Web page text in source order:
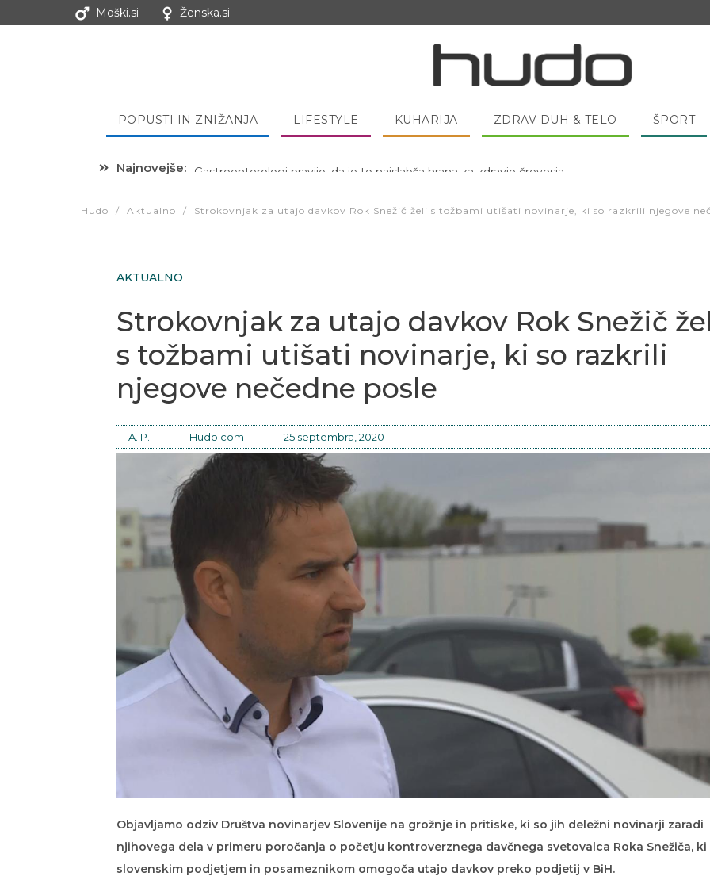
Moški.si Ženska.si
POPUSTI IN ZNIŽANJA LIFESTYLE KUHARIJA ZDRAV DUH & TELO ŠPORT
Najnovejše: Hibernacijska dieta: Zakaj je pred spanjem dobro pojesti žlico medu?
Hudo / Aktualno / Strokovnjak za utajo davkov Rok Snežič želi s tožbami utišati novinarje, ki so razkrili njegove
AKTUALNO
Strokovnjak za utajo davkov Rok Snežič
s tožbami utišati novinarje, ki so razkrili
njegove nečedne posle
A. P. Hudo.com 25 septembra, 2020
Objavljamo odziv Društva novinarjev Slovenije na grožnje in pritiske, ki so jih deležni novinarji zaradi
njihovega dela v primeru poročanja o početju kontroverznega davčnega svetovalca Roka Snežiča, ki
slovenskim podjetjem in posameznikom omogoča utajo davkov preko podjetij v BiH.